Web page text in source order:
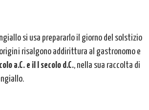
si usa prepararlo il giorno del solstizio
risalgono addirittura al gastronomo e
a.C. e il I secolo d.C., nella sua raccolta di